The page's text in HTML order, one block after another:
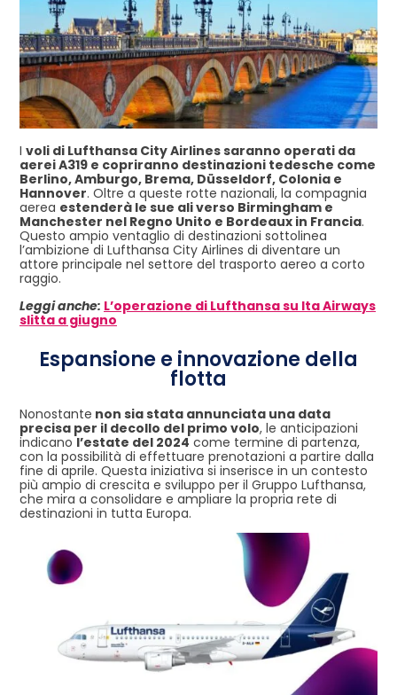
I voli di Lufthansa City Airlines saranno operati da
aerei A319 e copriranno destinazioni tedesche come
Berlino, Amburgo, Brema, Düsseldorf, Colonia e
Hannover. Oltre a queste rotte nazionali, la compagnia
aerea estenderà le sue ali verso Birmingham e
Manchester nel Regno Unito e Bordeaux in Francia.
Questo ampio ventaglio di destinazioni sottolinea
l’ambizione di Lufthansa City Airlines di diventare un
attore principale nel settore del trasporto aereo a corto
raggio.
Leggi anche: L’operazione di Lufthansa su Ita Airways
slitta a giugno
Espansione e innovazione della
flotta
Nonostante non sia stata annunciata una data
precisa per il decollo del primo volo, le anticipazioni
indicanol’estate del 2024come termine di partenza,
con la possibilità di effettuare prenotazioni a partire dalla
fine di aprile. Questa iniziativa si inserisce in un contesto
più ampio di crescita e sviluppo per il Gruppo Lufthansa,
che mira a consolidare e ampliare la propria rete di
destinazioni in tutta Europa.